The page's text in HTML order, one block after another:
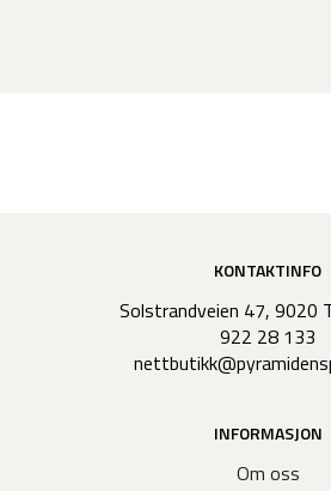
KONTAKTINFO
Solstrandveien 47, 9020
922 28 133
INFORMASJON
Om oss